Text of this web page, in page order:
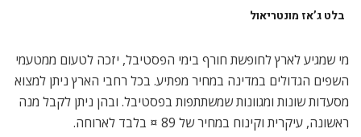
בלט ג’אז מונטריאול
מי שמגיע לארץ לחופשת חורף בימי הפסטיבל, יזכה לטעום ממטעמי
השפים הגדולים במדינה במחיר מפתיע. בכל רחבי הארץ ניתן למצוא
מסעדות שונות ומגוונות שמשתתפות בפסטיבל. ובהן ניתן לקבל מנה
ראשונה, עיקרית וקינוח במחיר של 89 ¤ בלבד לארוחה.